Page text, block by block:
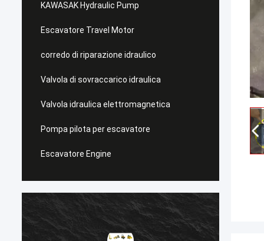
KAWASAK Hydraulic Pump
Escavatore Travel Motor
corredo di riparazione idraulico
Valvola di sovraccarico idraulica
Valvola idraulica elettromagnetica
Pompa pilota per escavatore
Escavatore Engine